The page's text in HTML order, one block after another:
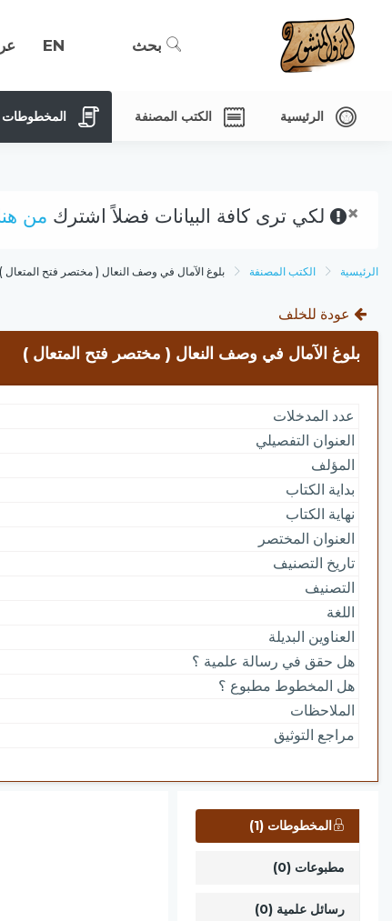
بحث EN
الرئيسية الكتب المصنفة المخطوطات
× لكي ترى كافة البيانات فضلاً اشترك من
الرئيسية الكتب المصنفة بلوغ الآمال في وصف النعال ( مختصر فتح المتعال )
عودة للخلف
بلوغ الآمال في وصف النعال ( مختصر فتح المتعال )
عدد المدخلات
العنوان التفصيلي
المؤلف
بداية الكتاب
نهاية الكتاب
العنوان المختصر
تاريخ التصنيف
التصنيف
اللغة
العناوين البديلة
هل حقق في رسالة علمية ؟
هل المخطوط مطبوع ؟
الملاحظات
مراجع التوثيق
المخطوطات (1)
مطبوعات (0)
رسائل علمية (0)